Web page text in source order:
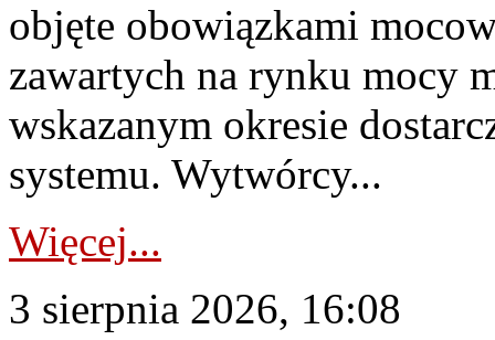
objęte obowiązkami
zawartych na rynku mocy
wskazanym okresie
systemu. Wytwórcy...
Więcej...
3 sierpnia 2026, 16:08